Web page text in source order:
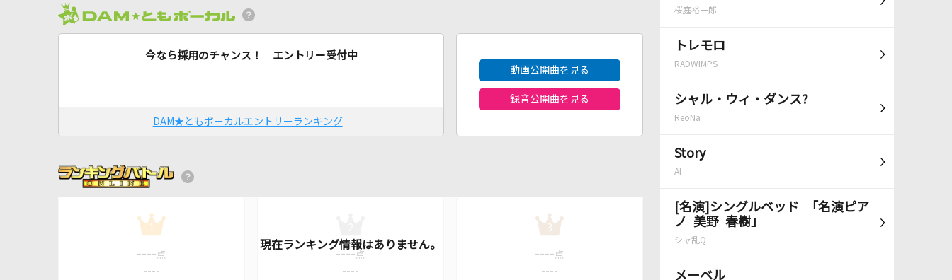
桜庭裕一郎
トレモロ
RADWIMPS
シャル・ウィ・ダンス?
ReoNa
Story
AI
[名演]シングルベッド 「名演ピア
ノ 美野 春樹」
シャ乱Q
メーベル
今なら採用のチャンス！ エントリー受付中
DAM★ともボーカルエントリーランキング
動画公開曲を見る
録音公開曲を見る
1
---- 点
----
---- 点
----
3
---- 点
----